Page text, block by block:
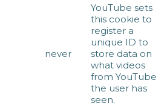
never
YouTube sets
this cookie to
register a
unique ID to
store data on
what videos
from YouTube
the user has
seen.